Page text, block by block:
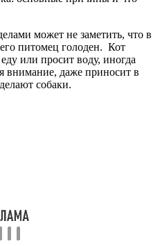
может не заметить, что в
питомец голоден. Кот
или просит воду, иногда
внимание, даже приносит в
собаки.